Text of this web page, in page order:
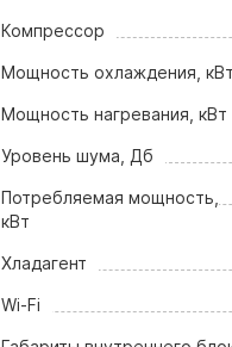
Компрессор
Мощность охлаждения, кВт
Мощность нагревания, кВт
Уровень шума, Дб
Потребляемая мощность,
кВт
Хладагент
Wi-Fi